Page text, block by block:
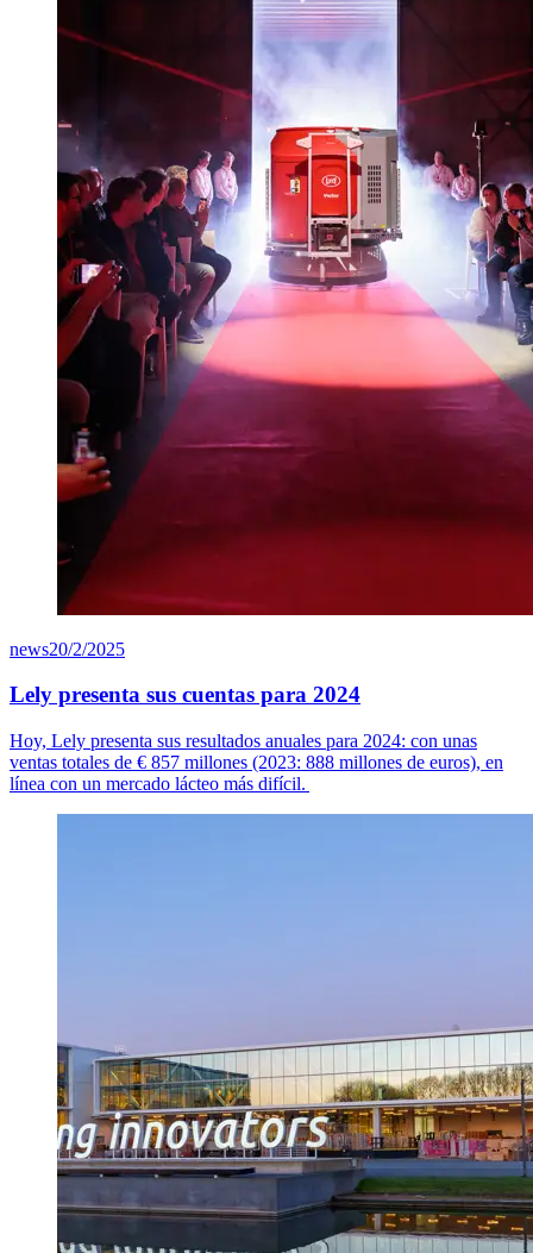
news20/2/2025
Lely presenta sus cuentas para 2024
Hoy, Lely presenta sus resultados anuales para 2024: con unas
ventas totales de € 857 millones (2023: 888 millones de euros), en
línea con un mercado lácteo más difícil.